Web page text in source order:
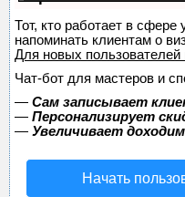
Тот, кто работает в
напоминать клиентам о
Для новых пользователей
Чат-бот для мастеров и
— Сам записывает
— Персонализирует
— Увеличивает
Начать